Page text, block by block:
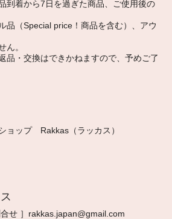
到着から7日を過ぎた商品、ご使用後の
品（Special price！商品を含む）、アウ
ん。
品・交換はできかねますので、予めご了
ョップ Rakkas（ラッカス）
合せ ］rakkas.japan@gmail.com